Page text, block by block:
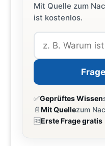
Mit Quelle zum
ist kostenlos.
✅Geprüftes Wissen
📄Mit Quellezum
🆓Erste Frage gratis